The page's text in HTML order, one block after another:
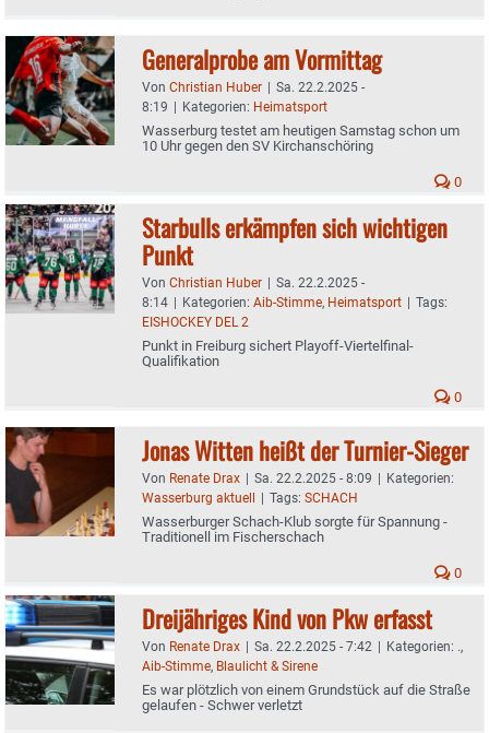
Generalprobe am Vormittag
Von Christian Huber | Sa. 22.2.2025 -
8:19 | Kategorien: Heimatsport
Wasserburg testet am heutigen Samstag schon um
10 Uhr gegen den SV Kirchanschöring
0
Starbulls erkämpfen sich wichtigen
Punkt
Von Christian Huber | Sa. 22.2.2025 -
8:14 | Kategorien: Aib-Stimme, Heimatsport | Tags:
EISHOCKEY DEL 2
Punkt in Freiburg sichert Playoff-Viertelfinal-
Qualifikation
0
Jonas Witten heißt der Turnier-Sieger
Von Renate Drax | Sa. 22.2.2025 - 8:09 | Kategorien:
Wasserburg aktuell | Tags: SCHACH
Wasserburger Schach-Klub sorgte für Spannung -
Traditionell im Fischerschach
0
Dreijähriges Kind von Pkw erfasst
Von Renate Drax | Sa. 22.2.2025 - 7:42 | Kategorien: .,
Aib-Stimme, Blaulicht & Sirene
Es war plötzlich von einem Grundstück auf die Straße
gelaufen - Schwer verletzt